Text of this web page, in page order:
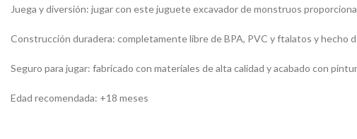
Juega y diversión: jugar con este juguete excavador de monstruos
Construcción duradera: completamente libre de BPA, PVC y ftalatos y hecho
Seguro para jugar: fabricado con materiales de alta calidad y acabado con
Edad recomendada: +18 meses